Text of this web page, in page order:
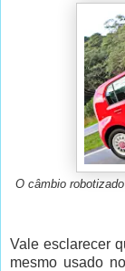
O câmbio
Vale esclarecer
mesmo usado